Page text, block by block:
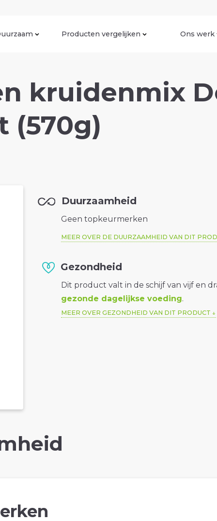
Producten vergelijken Ons werk
kruidenmix
(570g)
Duurzaamheid
Geen topkeurmerken
MEER OVER DE DUURZAAMHEID VAN DIT
Gezondheid
Dit product valt in de schijf van vijf en
gezonde dagelijkse voeding.
MEER OVER GEZONDHEID VAN DIT PRODUCT